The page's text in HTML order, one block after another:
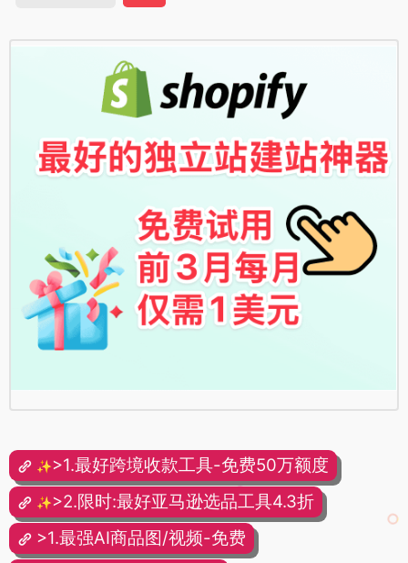
✨>1.最好跨境收款工具-免费50万额度
✨>2.限时:最好亚马逊选品工具4.3折
>1.最强AI商品图/视频-免费